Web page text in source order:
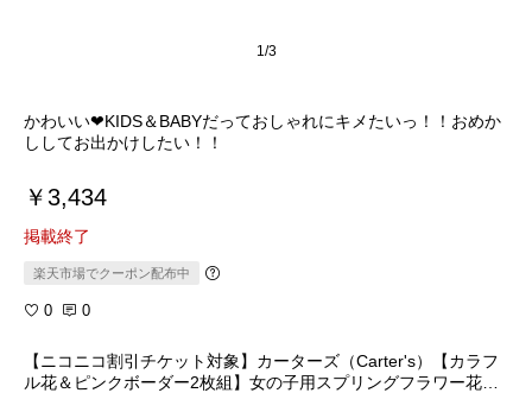
1/3
かわいい❤KIDS＆BABYだっておしゃれにキメたいっ！！おめか
￥3,434
掲載終了
楽天市場でクーポン配布中
0 0
【ニコニコ割引チケット対象】カーターズ（Carter's）【カラフ
ル花＆ピンクボーダー2枚組】女の子用スプリングフラワー花柄